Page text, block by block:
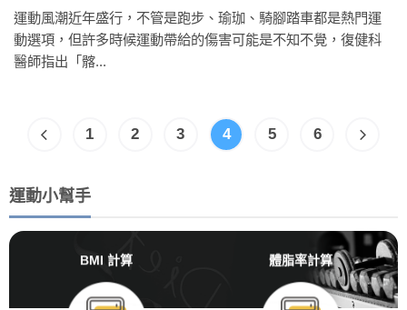
運動風潮近年盛行，不管是跑步、瑜珈、騎腳踏車都是熱門運
動選項，但許多時候運動帶給的傷害可能是不知不覺，復健科
醫師指出「髂...
1 2 3 4 5 6
運動小幫手
BMI 計算 體脂率計算